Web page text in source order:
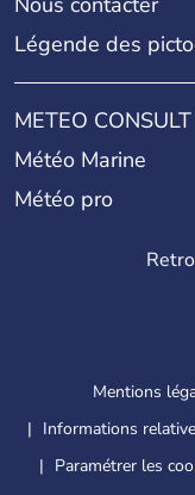
Légende des
METEO CONSULT
Météo Marine
Météo pro
Mentions
Informations
Paramétrer les